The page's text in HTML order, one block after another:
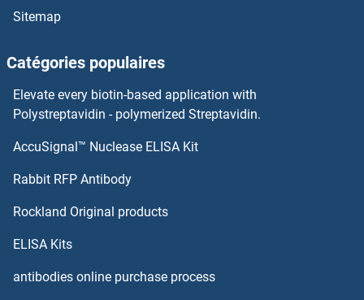
CD52 Kits ELISA
CD51 Kits ELISA
CD5 Kits ELISA
CD80 Kits ELISA
Sitemap
Catégories populaires
Elevate every biotin-based application with
Polystreptavidin - polymerized Streptavidin.
AccuSignal™ Nuclease ELISA Kit
Rabbit RFP Antibody
Rockland Original products
ELISA Kits
antibodies online purchase process